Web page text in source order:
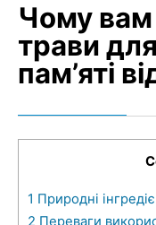
Чому вам
трави
пам’яті
1 Природні
2 Переваги